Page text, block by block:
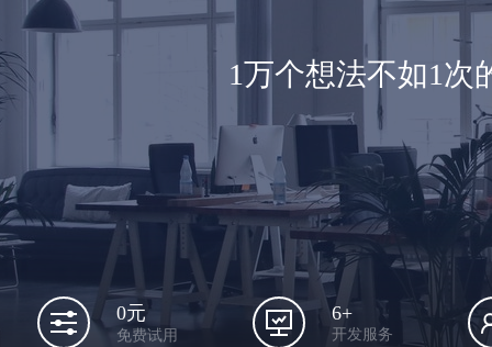
1万个想法不如1次
0元
免费试用
6+
开发服务